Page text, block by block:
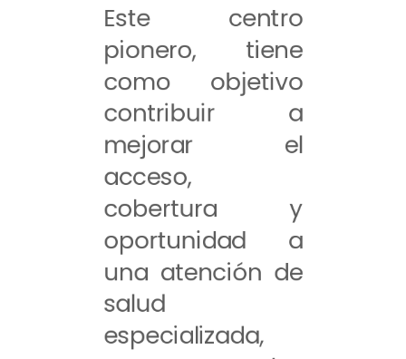
Este centro
pionero, tiene
como objetivo
contribuir a
mejorar el
acceso,
cobertura y
oportunidad a
una atención de
salud
especializada,